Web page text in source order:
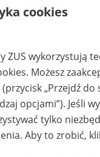
Informujemy, że w
ograniczenia w
wdrożenie nowej
W programie
zmianie ustawy o
Skarbowej (Dz. U. z
zmienione
poprzedni rok
cookies
ZUS wykorzystują
Możesz
„Przejdź
opcjami”). Jeśli
tylko
Aby to zrobić,